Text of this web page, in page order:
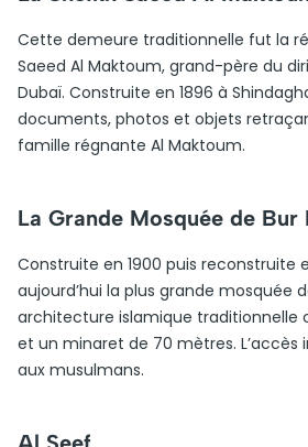
Cette demeure traditionnelle fut la
Saeed Al Maktoum, grand-père du
Dubaï. Construite en 1896 à
documents, photos et objets
famille régnante Al Maktoum.
La Grande Mosquée de Bur
Construite en 1900 puis reconstruite
aujourd’hui la plus grande mosquée
architecture islamique traditionnelle
et un minaret de 70 mètres. L’accès
aux musulmans.